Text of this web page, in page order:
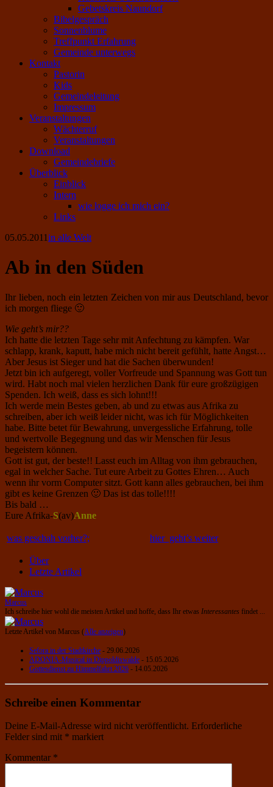
Gebetskreis Naundorf
Bibelgespräch
Sonnenblume
Treffpunkt Erfahrung
Gemeinde unterwegs
Kontakt
Pastorin
Kids
Gemeindeleitung
Impressum
Veranstaltungen
Wächterruf
Veranstaltungen
Download
Gemeindebriefe
Überblick
Einblick
Intern
wie logge ich mich ein?
Links
05.05.2011in alle Welt
Ab in den Süden
Ihr lieben, noch ein letzten Zeichen von mir aus Deutschland, bevor
ich morgen fliege 🙂
Wie geht’s mir??
Ich hatte die letzten Tage sehr mit Anfechtung zu kämpfen. War
schlapp, krank, kaputt, habe mich nicht bereit gefühlt, hatte Angst…
Aber Jesus ist Sieger und hat die Sachen überwunden!
Jetzt bin ich aufgeregt, voller Vorfreude und Spannung was Gott tun
wird. Habt noch mal vielen herzlichen Dank für eure großzügigen
Spenden. Ich weiß, dass es sich lohnt!!!
Ich werde mein Bestes geben, ab und zu etwas aus Afrika zu
schreiben, aber ich weiß leider nicht, was ich für Möglichkeiten
habe. Bitte betet für Bewahrung, unvergessliche Erfahrung, tolle
und wertvolle Begegnung und das wir Menschen für Jesus
begeistern können.
Gott ist gut, der beste!! Lasst euch im Alltag von ihm gebrauchen,
egal in welcher Sache. Tut eure Arbeit zu Gottes Ehren… Auch
wenn ihr vorm Computer sitzt. Gott kann alles gebrauchen, bei ihm
gibt es keine Grenzen 🙂 Das ist das tolle!!!!
Bis bald …
Eure Afrika-S(av)Anne
was geschah vorher?; hier geht’s weiter
Über
Letzte Artikel
Marcus
Ich schreibe hier wohl die meisten Artikel und hoffe, dass Ihr etwas Interessantes findet ...
Letzte Artikel von Marcus (Alle anzeigen)
Sefora in der Stadtkirche - 29.06.2026
ADONIA-Musical in Dippoldiswalde - 15.05.2026
Gottesdienst zu Himmelfahrt 2026 - 14.05.2026
Schreibe einen Kommentar
Deine E-Mail-Adresse wird nicht veröffentlicht. Erforderliche
Felder sind mit * markiert
Kommentar *